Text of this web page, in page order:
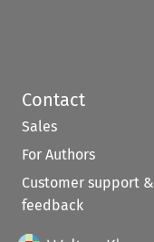
Contact
Sales
For Authors
Customer support &
feedback